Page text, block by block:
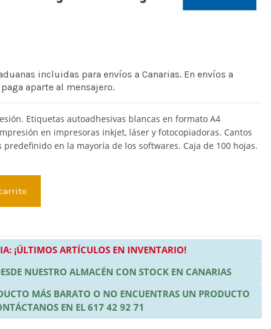
incluidas para envíos a Canarias. En envíos a
aparte al mensajero.
Etiquetas autoadhesivas blancas en formato A4
en impresoras inkjet, láser y fotocopiadoras. Cantos
en la mayoría de los softwares. Caja de 100 hojas.
¡ÚLTIMOS ARTÍCULOS EN INVENTARIO!
NUESTRO ALMACÉN CON STOCK EN CANARIAS
MÁS BARATO O NO ENCUENTRAS UN PRODUCTO
EN EL 617 42 92 71